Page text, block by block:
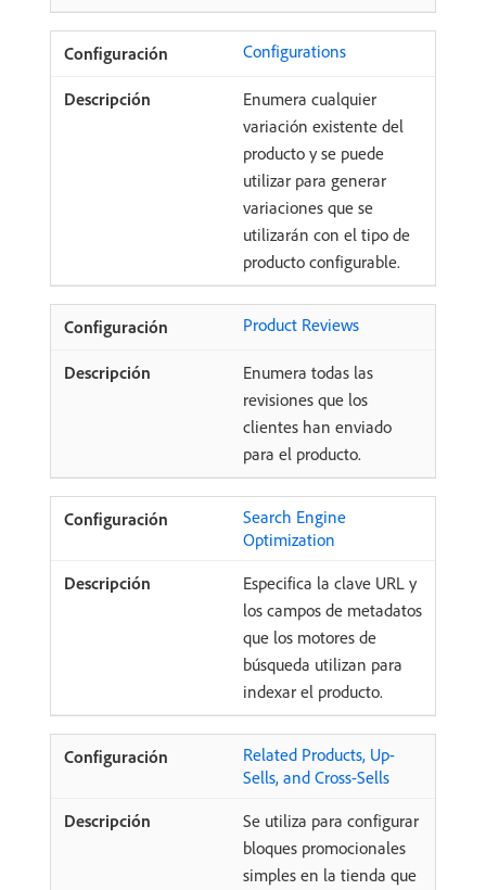
Configurations
Enumera cualquier
variación existente del
producto y se puede
utilizar para generar
variaciones que se
utilizarán con el tipo de
producto configurable.
Product Reviews
Enumera todas las
revisiones que los
clientes han enviado
para el producto.
Search Engine
Optimization
Especifica la clave URL y
los campos de metadatos
que los motores de
búsqueda utilizan para
indexar el producto.
Related Products, Up-
Sells, and Cross-Sells
Se utiliza para configurar
bloques promocionales
simples en la tienda que